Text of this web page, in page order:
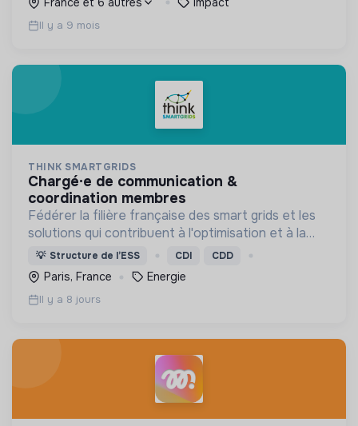
Il y a 9 mois
THINK SMARTGRIDS
chargé·e de communication &
coordination membres
Fédérer la filière française des smart grids et les
solutions qui contribuent à l'optimisation et à la
sécurité d’approvisionnement du système
électrique, pour le bénéfice des consommateurs.
💡 Structure de l’ESS CDI CDD
Paris, France Energie
Il y a 8 jours